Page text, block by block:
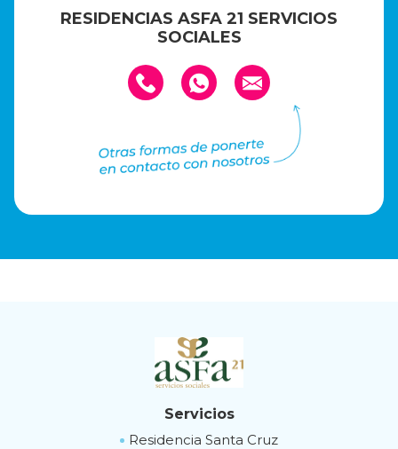
RESIDENCIAS ASFA 21 SERVICIOS
SOCIALES
Servicios
Residencia Santa Cruz